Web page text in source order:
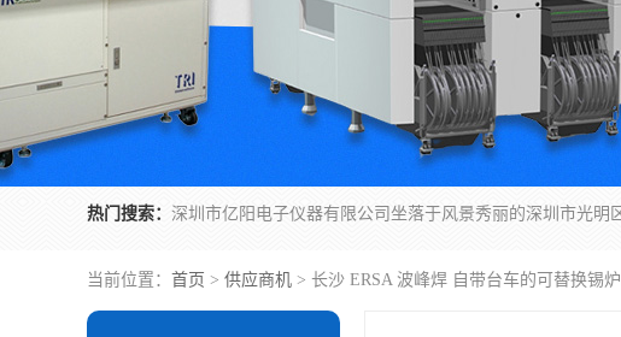
热门搜索：
当前位置： 首页 > 供应商机 > 长沙 ERSA 波峰焊 自带台车的可替换锡炉